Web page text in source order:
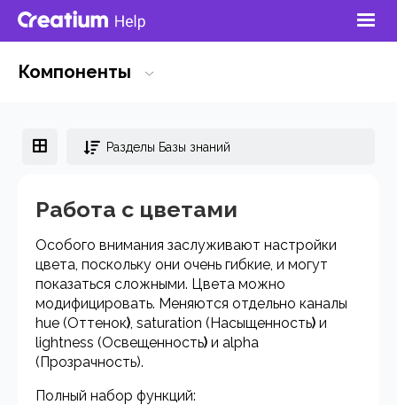
Компоненты
Разделы Базы знаний
Работа с цветами
Особого внимания заслуживают настройки
цвета, поскольку они очень гибкие, и могут
показаться сложными. Цвета можно
модифицировать. Меняются отдельно каналы
hue (Оттенок) , saturation (Насыщенность) и
lightness (Освещенность) и alpha
(Прозрачность).
Полный набор функций: